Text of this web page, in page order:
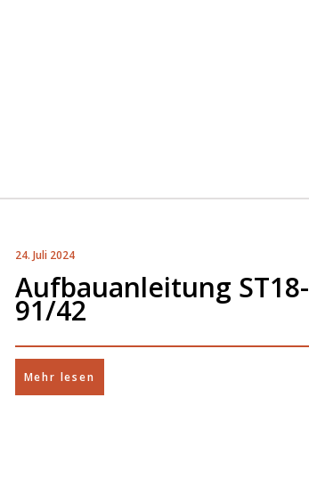
24. Juli 2024
Aufbauanleitung ST18-
91/42
Mehr lesen